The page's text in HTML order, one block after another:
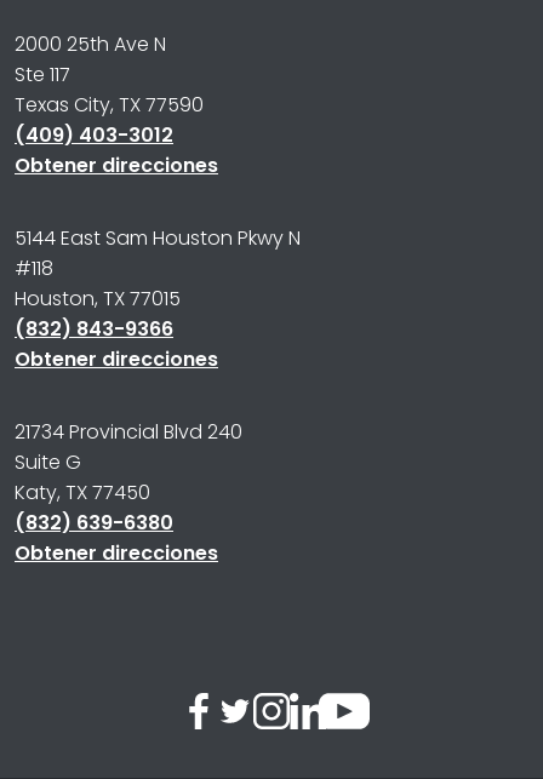
2000 25th Ave N
Ste 117
Texas City, TX 77590
(409) 403-3012
Obtener direcciones
5144 East Sam Houston Pkwy N
#118
Houston, TX 77015
(832) 843-9366
Obtener direcciones
21734 Provincial Blvd 240
Suite G
Katy, TX 77450
(832) 639-6380
Obtener direcciones